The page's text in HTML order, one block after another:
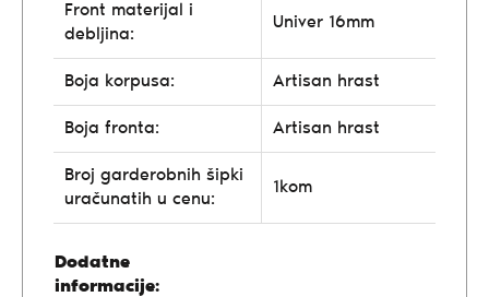
Front materijal i
debljina:
Univer 16mm
Boja korpusa: Artisan hrast
Boja fronta: Artisan hrast
Broj garderobnih šipki
uračunatih u cenu:
1kom
Dodatne
informacije: